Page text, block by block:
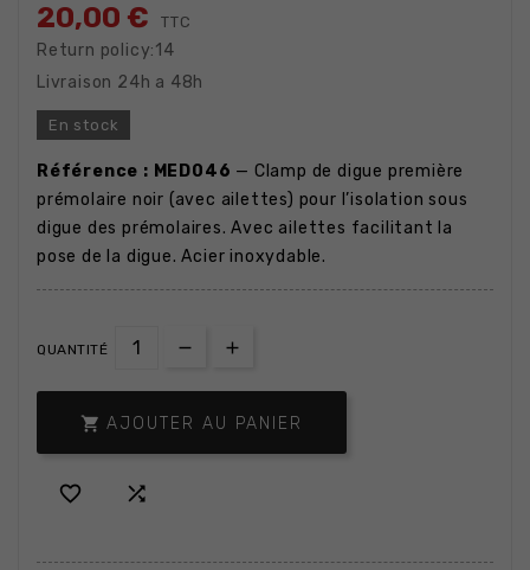
20,00 € TTC
Return policy:14
Livraison 24h a 48h
En stock
Référence : MED046 — Clamp de digue première
prémolaire noir (avec ailettes) pour l’isolation sous
digue des prémolaires. Avec ailettes facilitant la
pose de la digue. Acier inoxydable.
QUANTITÉ
 AJOUTER AU PANIER
 